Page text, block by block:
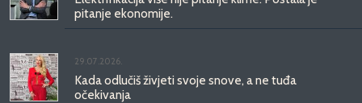
pitanje ekonomije.
29.07.2026.
Kada odlučiš živjeti svoje snove, a ne tuđa
očekivanja